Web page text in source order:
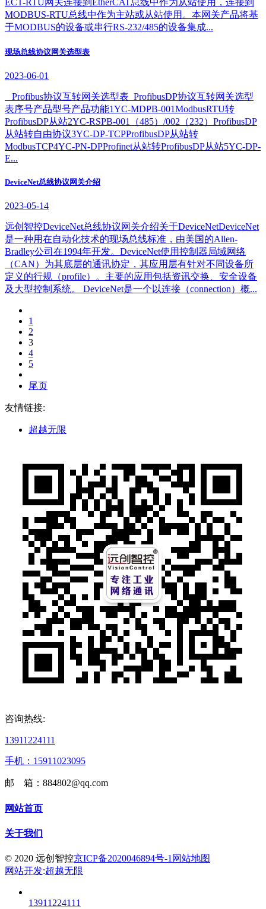
MODBUS-RTU总线中作为主站或从站使用。本网关产品将基
于MODBUS的设备或串行RS-232/485的设备集成...
现场总线协议网关选型表
2023-06-01
Profibus协议互转网关选型表 ProfibusDP协议互转网关选型
表序号产品型号产品功能1YC-MDPB-001ModbusRTU转
ProfibusDP从站2YC-RSPB-001（485）/002（232）ProfibusDP
从站转自由协议3YC-DP-TCPProfibusDP从站转
ModbusTCP4YC-PN-DPProfinet从站转ProfibusDP从站5YC-DP-
E...
DeviceNet总线协议网关介绍
2023-05-14
远创智控DeviceNet总线协议网关介绍关于DeviceNetDeviceNet
是一种用在自动化技术的现场总线标准，由美国的Allen-
Bradley公司在1994年开发。DeviceNet使用控制器局域网络
（CAN）为其底层的通讯协定，其应用层有针对不同设备所
定义的行规（profile）。主要的应用包括资讯交换、安全设备
及大型控制系统。 DeviceNet是一个以连接（connection）概...
1
2
3
4
5
尾页
友情链接:
超越无限
咨询热线:
13911224111
手机：15911023095
邮 箱：884802@qq.com
网站首页
关于我们
© 2020 远创智控京ICP备2020046894号-1 网站地图
网站开发:超越无限
13911224111